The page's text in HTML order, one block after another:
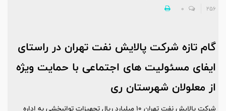
256
0
گام تازه شرکت پالایش نفت تهران در راستای
ایفای مسئولیت های اجتماعی با حمایت ویژه
از معلولان شهرستان ری
شرکت پالایش نفت تهران 10 میلیارد ریال تجهیزات توانبخشی به اداره